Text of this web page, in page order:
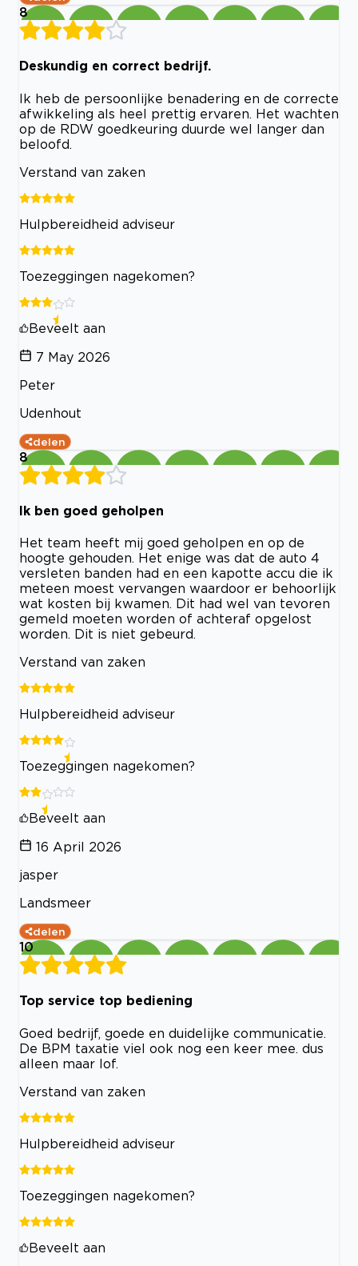
8
Deskundig en correct bedrijf.
Ik heb de persoonlijke benadering en de correcte
afwikkeling als heel prettig ervaren. Het wachten
op de RDW goedkeuring duurde wel langer dan
beloofd.
Verstand van zaken
Hulpbereidheid adviseur
Toezeggingen nagekomen?
Beveelt aan
7 May 2026
Peter
Udenhout
delen
8
Ik ben goed geholpen
Het team heeft mij goed geholpen en op de
hoogte gehouden. Het enige was dat de auto 4
versleten banden had en een kapotte accu die ik
meteen moest vervangen waardoor er behoorlijk
wat kosten bij kwamen. Dit had wel van tevoren
gemeld moeten worden of achteraf opgelost
worden. Dit is niet gebeurd.
Verstand van zaken
Hulpbereidheid adviseur
Toezeggingen nagekomen?
Beveelt aan
16 April 2026
jasper
Landsmeer
delen
10
Top service top bediening
Goed bedrijf, goede en duidelijke communicatie.
De BPM taxatie viel ook nog een keer mee. dus
alleen maar lof.
Verstand van zaken
Hulpbereidheid adviseur
Toezeggingen nagekomen?
Beveelt aan